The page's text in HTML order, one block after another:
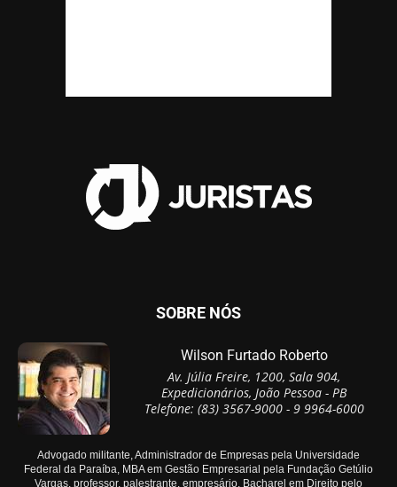
SOBRE NÓS
Wilson Furtado Roberto
Av. Júlia Freire, 1200, Sala 904,
Expedicionários, João Pessoa - PB
Telefone: (83) 3567-9000 - 9 9964-6000
Advogado militante, Administrador de Empresas pela Universidade
Federal da Paraíba, MBA em Gestão Empresarial pela Fundação Getúlio
Vargas, professor, palestrante, empresário, Bacharel em Direito pelo